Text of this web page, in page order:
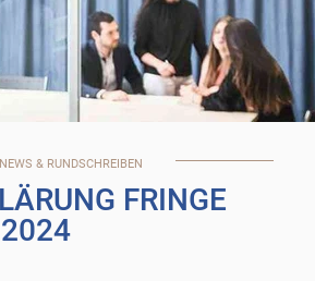
NEWS & RUNDSCHREIBEN
FRINGE
2024